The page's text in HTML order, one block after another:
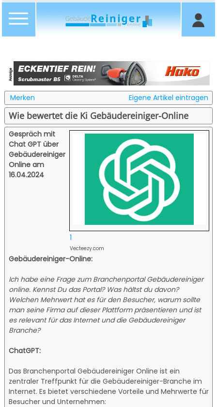
Merken Eigene Artikel eintragen
Wie bewertet die Ki Gebäudereiniger-Online
1
Vecteezy.com
Gespräch mit
Chat GPT über
Gebäudereiniger
Online am
16.04.2024
Gebäudereiniger-Online:
Ich habe eine Frage zum Branchenportal Gebäudereiniger
online. Kennst Du das Portal? Was hältst du davon?
Welchen Mehrwert hat es für den Besucher, warum sollte
man seine Firma auf dieser Plattform präsentieren und ist
es relevant für das Internet und die Gebäudereiniger
Branche?
ChatGPT:
Das Branchenportal Gebäudereiniger Online ist ein
zentraler Treffpunkt für die Gebäudereiniger-Branche im
Internet. Es bietet verschiedene Vorteile und Mehrwerte für
Besucher und Unternehmen: